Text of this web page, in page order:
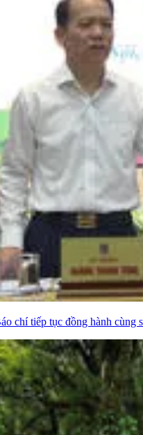
chí tiếp tục đồng hành cùng